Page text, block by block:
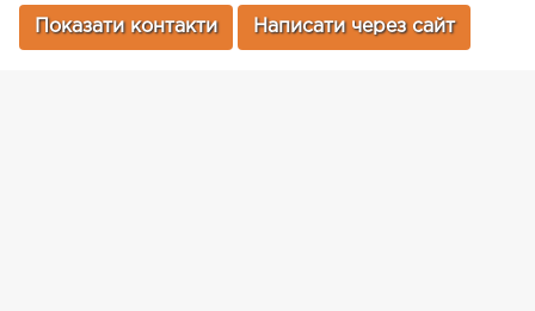
Показати контакти Написати через сайт